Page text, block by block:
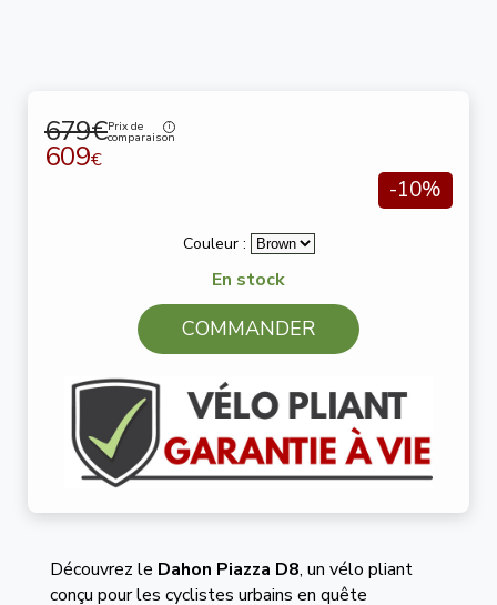
679€Prix de
comparaison
609€
-10%
Couleur :
En stock
COMMANDER
Découvrez le Dahon Piazza D8, un vélo pliant
conçu pour les cyclistes urbains en quête